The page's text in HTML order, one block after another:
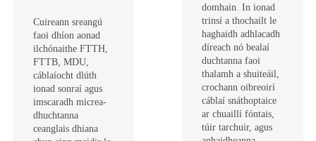
Cuireann sreangú
faoi dhíon aonad
ilchónaithe FTTH,
FTTB, MDU,
cáblaíocht dlúth
ionad sonraí agus
imscaradh micrea-
dhuchtanna
ceanglais dhiana
domhain. In ionad
trinsí a thochailt le
haghaidh adhlacadh
díreach nó bealaí
duchtanna faoi
thalamh a shuiteáil,
crochann oibreoirí
cáblaí snáthoptaice
ar chuaillí fóntais,
túir tarchuir, agus